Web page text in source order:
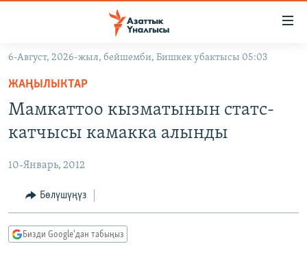
Навигацияга
өтүңүз
Издөөгө
салыңыз
ЭКОНОМИКА
МАДАНИЯТ
БОРБОР АЗИЯ
АТАЙЫН ИЛИКТӨӨ
ТВ ПРОГРАММАЛАР
ЭКСПЕРТТЕР ТАЛДАЙТ
ӨЗГӨЧӨ ПИКИР
6-Август, 2026-жыл, бейшемби, Бишкек убактысы 05:03
ЖАҢЫЛЫКТАР
Мамкаттоо кызматынын статс-
катчысы камакка алынды
10-Январь, 2012
Бөлүшүңүз
Бизди Google'дан табыңыз